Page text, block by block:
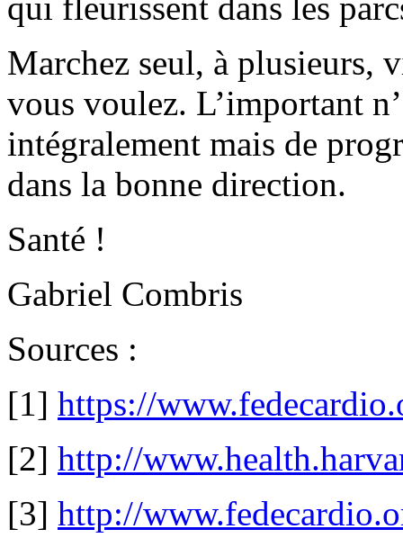
Marchez seul, à plusieurs,
vous voulez. L’important
intégralement mais de
dans la bonne direction.
Santé !
Gabriel Combris
Sources :
[1] https://
[2] http://
[3] http://